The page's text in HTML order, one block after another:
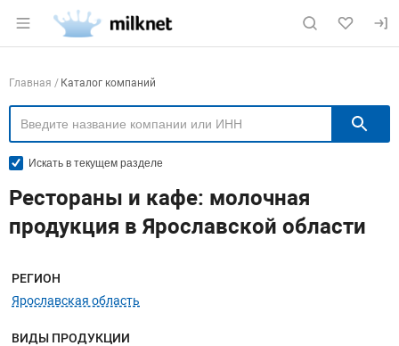
Раздел навигации по сайту milknet.ru
Навигация по компаниям
Главная Каталог компаний
Искать в текущем разделе
Рестораны и кафе: молочная
продукция в Ярославской области
Меню навигации
РЕГИОН
Ярославская область
ВИДЫ ПРОДУКЦИИ